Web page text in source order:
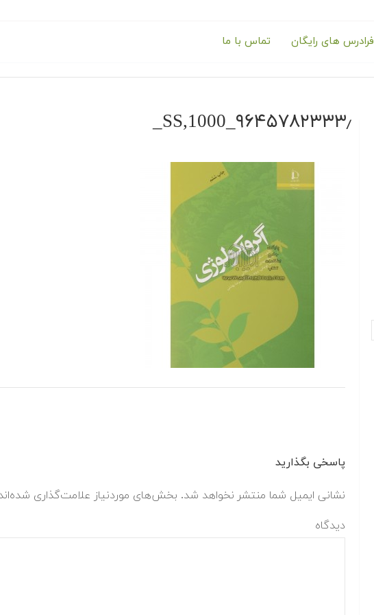
فرادرس های رایگان تماس با ما
۹۶۴۵۷۸۲۳۳۳٫_SS,1000_
پاسخی بگذارید
نشانی ایمیل شما منتشر نخواهد شد. بخش‌های موردنیاز علامت‌گذاری
دیدگاه